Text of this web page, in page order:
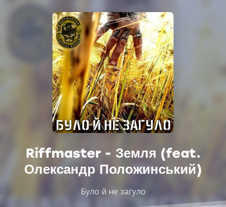
Riffmaster - Земля (feat.
Олександр Положинський)
Було й не загуло